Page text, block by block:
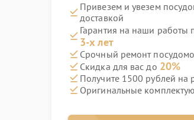
Привезем и увезем
доставкой
Гарантия на наши
3-х лет
Срочный ремонт
Скидка для вас до 20%
Получите 1500 рублей на
Оригинальные